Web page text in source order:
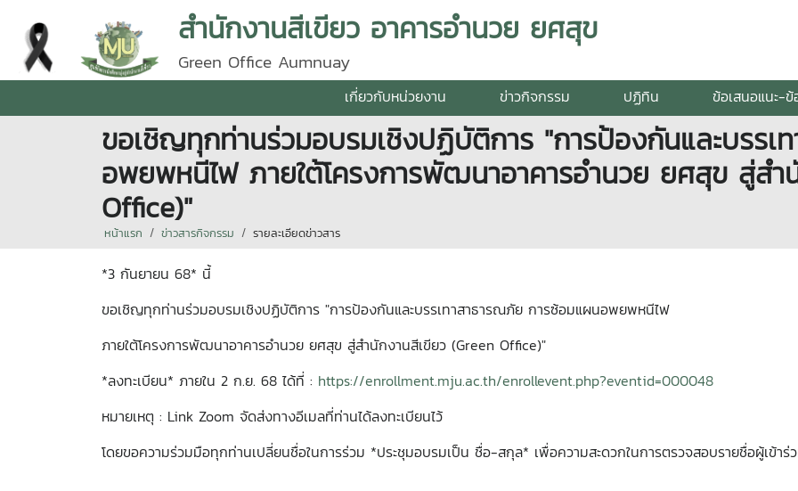
สำนักงานสีเขียว อาคารอำนวย ยศสุข
Green Office Aumnuay
เกี่ยวกับหน่วยงาน ข่าวกิจกรรม ปฏิทิน ข้อเสนอแนะ-ข้
ขอเชิญทุกท่านร่วมอบรมเชิงปฏิบัติการ "การป้องกันและบรร
อพยพหนีไฟ ภายใต้โครงการพัฒนาอาคารอำนวย ยศสุข สู่สำ
Office)"
หน้าแรก ข่าวสารกิจกรรม รายละเอียดข่าวสาร
*3 กันยายน 68* นี้
ขอเชิญทุกท่านร่วมอบรมเชิงปฏิบัติการ "การป้องกันและบรรเทาสาธารณภัย การซ้อมแผนอพยพหนีไฟ
ภายใต้โครงการพัฒนาอาคารอำนวย ยศสุข สู่สำนักงานสีเขียว (Green Office)"
*ลงทะเบียน* ภายใน 2 ก.ย. 68 ได้ที่ : https://enrollment.mju.ac.th/enrollevent.php?eventid=000048
หมายเหตุ : Link Zoom จัดส่งทางอีเมลที่ท่านได้ลงทะเบียนไว้
โดยขอความร่วมมือทุกท่านเปลี่ยนชื่อในการร่วม *ประชุมอบรมเป็น ชื่อ-สกุล* เพื่อความสะดวกในการตรวจสอบรายชื่อผู้เข้าร่